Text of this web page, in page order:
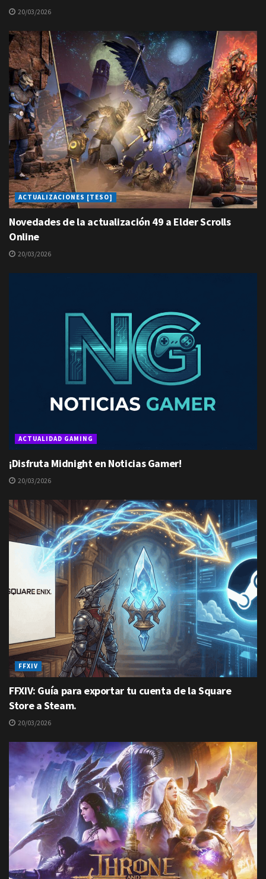
20/03/2026
ACTUALIZACIONES [TESO]
Novedades de la actualización 49 a Elder Scrolls
Online
20/03/2026
ACTUALIDAD GAMING
¡Disfruta Midnight en Noticias Gamer!
20/03/2026
FFXIV
FFXIV: Guía para exportar tu cuenta de la Square
Store a Steam.
20/03/2026